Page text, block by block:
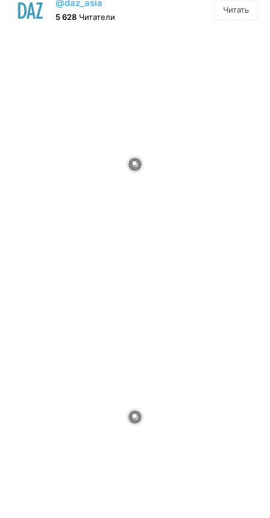
@daz_asia
5 628 Читатели
Читать